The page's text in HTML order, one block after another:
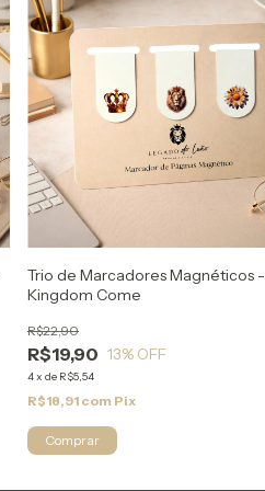
Trio de Marcadores Magnéticos -
Kingdom Come
R$19,90
R$22,90
13% OFF
4x de R$5,54
R$18,91 com Pix